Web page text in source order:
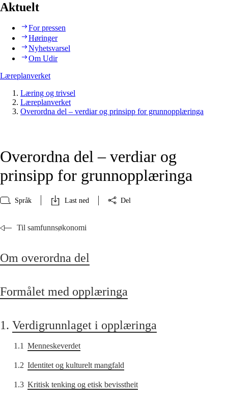
Aktuelt
For pressen
Høringer
Nyhetsvarsel
Om Udir
Læreplanverket
Læring og trivsel
Læreplanverket
Overordna del – verdiar og prinsipp for grunnopplæringa
Overordna del – verdiar og
prinsipp for grunnopplæringa
Språk Last ned Del
Til samfunnsøkonomi
Om overordna del
Formålet med opplæringa
1. Verdigrunnlaget i opplæringa
1.1 Menneskeverdet
1.2 Identitet og kulturelt mangfald
1.3 Kritisk tenking og etisk bevisstheit